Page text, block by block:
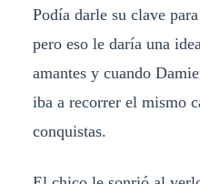
Podía darle su clave
pero eso le daría una
amantes y cuando
iba a recorrer el mismo
conquistas.